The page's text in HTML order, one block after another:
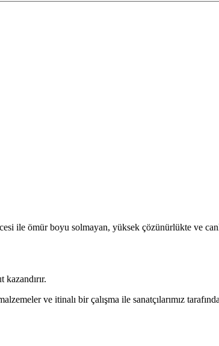
ile ömür boyu solmayan, yüksek çözünürlükte ve
ve itinalı bir çalışma ile sanatçılarımız